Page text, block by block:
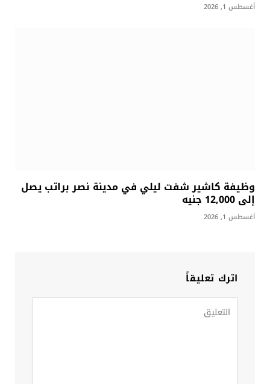
أغسطس 1, 2026
وظيفة كاشير شفت ليلي في مدينة نصر براتب يصل
إلى 12,000 جنيه
أغسطس 1, 2026
اترك تعليقاً